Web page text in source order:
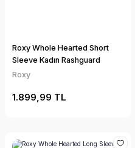
Roxy Whole Hearted Short
Sleeve Kadın Rashguard
Roxy
1.899,99 TL